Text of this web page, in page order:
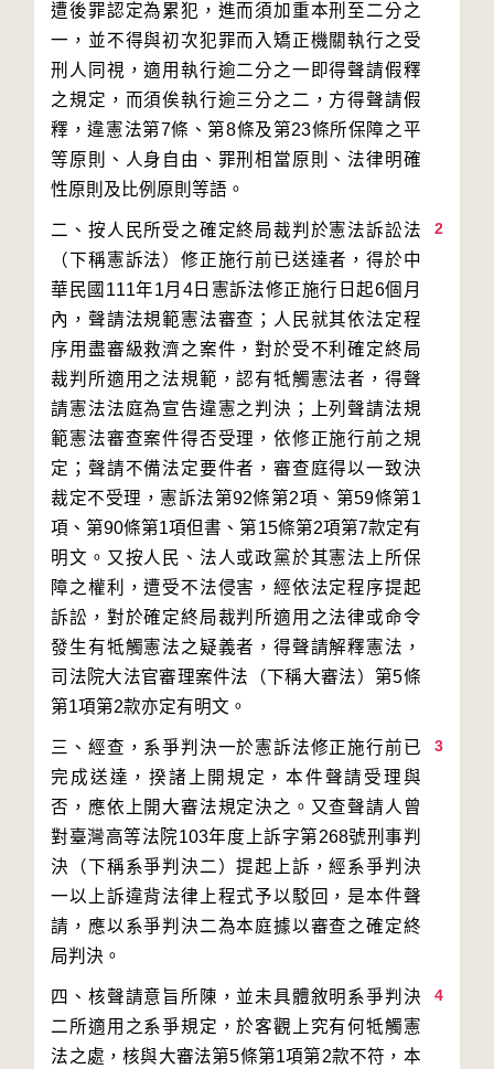
遭後罪認定為累犯，進而須加重本刑至二分之
一，並不得與初次犯罪而入矯正機關執行之受
刑人同視，適用執行逾二分之一即得聲請假釋
之規定，而須俟執行逾三分之二，方得聲請假
釋，違憲法第7條、第8條及第23條所保障之平
等原則、人身自由、罪刑相當原則、法律明確
2
二、按人民所受之確定終局裁判於憲法訴訟法
（下稱憲訴法）修正施行前已送達者，得於中
華民國111年1月4日憲訴法修正施行日起6個月
內，聲請法規範憲法審查；人民就其依法定程
序用盡審級救濟之案件，對於受不利確定終局
裁判所適用之法規範，認有牴觸憲法者，得聲
請憲法法庭為宣告違憲之判決；上列聲請法規
範憲法審查案件得否受理，依修正施行前之規
定；聲請不備法定要件者，審查庭得以一致決
裁定不受理，憲訴法第92條第2項、第59條第1
項、第90條第1項但書、第15條第2項第7款定有
明文。又按人民、法人或政黨於其憲法上所保
障之權利，遭受不法侵害，經依法定程序提起
訴訟，對於確定終局裁判所適用之法律或命令
發生有牴觸憲法之疑義者，得聲請解釋憲法，
司法院大法官審理案件法（下稱大審法）第5條
3
三、經查，系爭判決一於憲訴法修正施行前已
完成送達，揆諸上開規定，本件聲請受理與
否，應依上開大審法規定決之。又查聲請人曾
對臺灣高等法院103年度上訴字第268號刑事判
決（下稱系爭判決二）提起上訴，經系爭判決
一以上訴違背法律上程式予以駁回，是本件聲
請，應以系爭判決二為本庭據以審查之確定終
4
四、核聲請意旨所陳，並未具體敘明系爭判決
二所適用之系爭規定，於客觀上究有何牴觸憲
法之處，核與大審法第5條第1項第2款不符，本